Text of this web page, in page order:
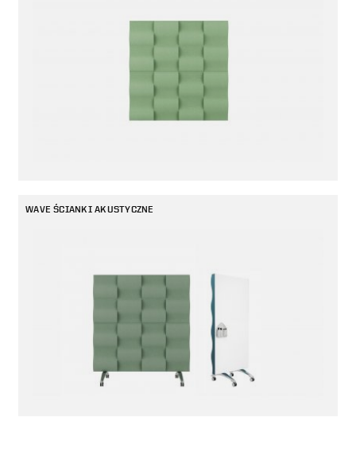
WAVE ŚCIANKI AKUSTYCZNE